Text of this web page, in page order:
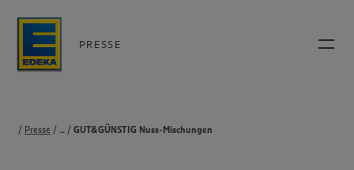
PRESSE
Presse Produkte
GUT&GÜNSTIG Nuss-Mischungen
...